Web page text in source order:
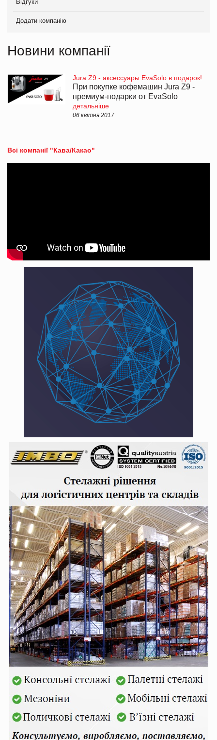
Відгуки
Додати компанію
Новини компанії
Jura Z9 - аксессуары EvaSolo в подарок!
При покупке кофемашин Jura Z9 -
премиум-подарки от EvaSolo
детальніше
06 квітня 2017
Всі компанії "Кава/Какао"